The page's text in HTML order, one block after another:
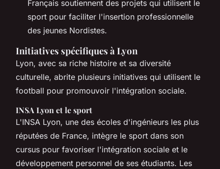
Français soutiennent des projets qui utilisent le
sport pour faciliter l'insertion professionnelle
des jeunes Nordistes.
Initiatives spécifiques à Lyon
Lyon, avec sa riche histoire et sa diversité
culturelle, abrite plusieurs initiatives qui utilisent le
football pour promouvoir l'intégration sociale.
INSA Lyon et le sport
L'INSA Lyon, une des écoles d'ingénieurs les plus
réputées de France, intègre le sport dans son
cursus pour favoriser l'intégration sociale et le
développement personnel de ses étudiants. Les